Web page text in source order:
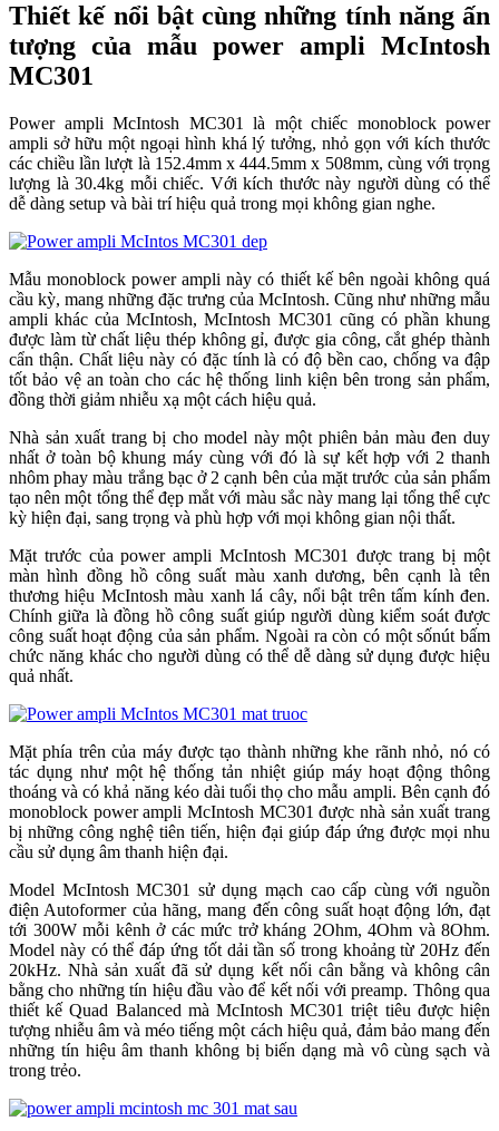
Thiết kế nổi bật cùng những tính năng ấn
tượng của mẫu power ampli McIntosh
MC301
Power ampli McIntosh MC301 là một chiếc monoblock power
ampli sở hữu một ngoại hình khá lý tưởng, nhỏ gọn với kích thước
các chiều lần lượt là 152.4mm x 444.5mm x 508mm, cùng với trọng
lượng là 30.4kg mỗi chiếc. Với kích thước này người dùng có thể
dễ dàng setup và bài trí hiệu quả trong mọi không gian nghe.
Mẫu monoblock power ampli này có thiết kế bên ngoài không quá
cầu kỳ, mang những đặc trưng của McIntosh. Cũng như những mẫu
ampli khác của McIntosh, McIntosh MC301 cũng có phần khung
được làm từ chất liệu thép không gỉ, được gia công, cắt ghép thành
cẩn thận. Chất liệu này có đặc tính là có độ bền cao, chống va đập
tốt bảo vệ an toàn cho các hệ thống linh kiện bên trong sản phẩm,
đồng thời giảm nhiễu xạ một cách hiệu quả.
Nhà sản xuất trang bị cho model này một phiên bản màu đen duy
nhất ở toàn bộ khung máy cùng với đó là sự kết hợp với 2 thanh
nhôm phay màu trắng bạc ở 2 cạnh bên của mặt trước của sản phẩm
tạo nên một tổng thể đẹp mắt với màu sắc này mang lại tổng thể cực
kỳ hiện đại, sang trọng và phù hợp với mọi không gian nội thất.
Mặt trước của power ampli McIntosh MC301 được trang bị một
màn hình đồng hồ công suất màu xanh dương, bên cạnh là tên
thương hiệu McIntosh màu xanh lá cây, nổi bật trên tấm kính đen.
Chính giữa là đồng hồ công suất giúp người dùng kiểm soát được
công suất hoạt động của sản phẩm. Ngoài ra còn có một sốnút bấm
chức năng khác cho người dùng có thể dễ dàng sử dụng được hiệu
quả nhất.
Mặt phía trên của máy được tạo thành những khe rãnh nhỏ, nó có
tác dụng như một hệ thống tản nhiệt giúp máy hoạt động thông
thoáng và có khả năng kéo dài tuổi thọ cho mẫu ampli. Bên cạnh đó
monoblock power ampli McIntosh MC301 được nhà sản xuất trang
bị những công nghệ tiên tiến, hiện đại giúp đáp ứng được mọi nhu
cầu sử dụng âm thanh hiện đại.
Model McIntosh MC301 sử dụng mạch cao cấp cùng với nguồn
điện Autoformer của hãng, mang đến công suất hoạt động lớn, đạt
tới 300W mỗi kênh ở các mức trở kháng 2Ohm, 4Ohm và 8Ohm.
Model này có thể đáp ứng tốt dải tần số trong khoảng từ 20Hz đến
20kHz. Nhà sản xuất đã sử dụng kết nối cân bằng và không cân
bằng cho những tín hiệu đầu vào để kết nối với preamp. Thông qua
thiết kế Quad Balanced mà McIntosh MC301 triệt tiêu được hiện
tượng nhiễu âm và méo tiếng một cách hiệu quả, đảm bảo mang đến
những tín hiệu âm thanh không bị biến dạng mà vô cùng sạch và
trong trẻo.